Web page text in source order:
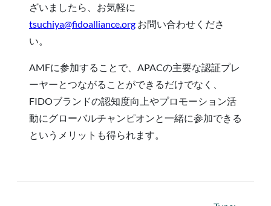
ざいましたら、お気軽に
tsuchiya@fidoalliance.org お問い合わせくださ
い。
AMFに参加することで、APACの主要な認証プレ
ーヤーとつながることができるだけでなく、
FIDOブランドの認知度向上やプロモーション活
動にグローバルチャンピオンと一緒に参加できる
というメリットも得られます。